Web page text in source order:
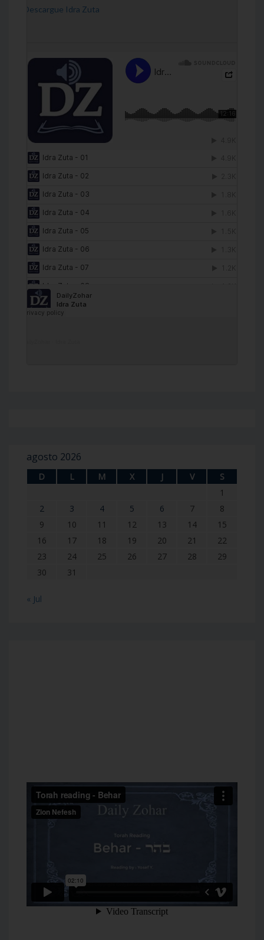
[Descargue Idra Zuta
agosto 2026
D L M X J V
S
1
2
3 4 5 6 7
8
9
10 11 12 13 14
15
16
17 18 19 20 21
22
23
24 25 26 27 28
29
30
31
« Jul